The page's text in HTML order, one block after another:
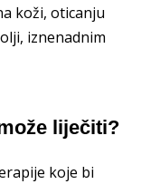
koži, oticanju
iznenadnim
liječiti?
koje bi